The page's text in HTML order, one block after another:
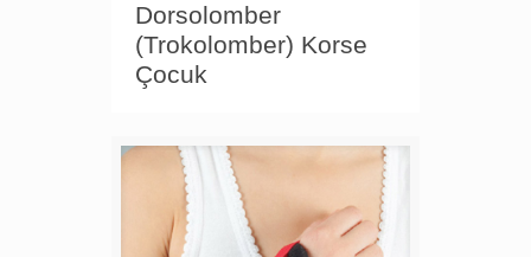
Dorsolomber
(Trokolomber) Korse
Çocuk